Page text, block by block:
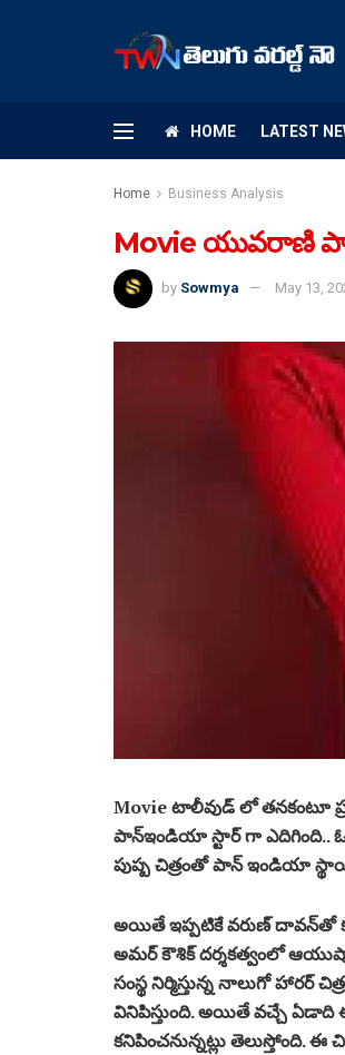
HOME LATEST
Home Business Analysis
Movie యువరాణి
by Sowmya May 13,
Movie టాలీవుడ్ లో తనకంటూ
పాన్ఇండియా స్టార్ గా ఎదిగింది.. ఓ
పుష్ప చిత్రంతో పాన్‌ ఇండియా
అయితే ఇప్పటికే వరుణ్‌ దావన్‌తో
అమర్ కౌశిక్ దర్శకత్వంలో
సంస్థ నిర్మిస్తున్న నాలుగో హారర్‌
వినిపిస్తుంది. అయితే వచ్చే ఏడాది
కనిపించనున్నట్లు